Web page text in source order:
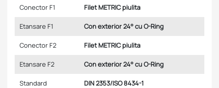
Conector F1 Filet METRIC piulita
Etansare F1 Con exterior 24° cu O-Ring
Conector F2 Filet METRIC piulita
Etansare F2 Con exterior 24° cu O-Ring
Standard DIN 2353/ISO 8434-1